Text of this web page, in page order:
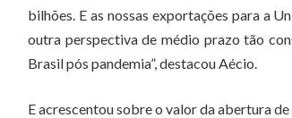
bilhões. E as nossas exportações para a
outra perspectiva de médio prazo tão
Brasil pós pandemia”, destacou Aécio.
E acrescentou sobre o valor da abertura